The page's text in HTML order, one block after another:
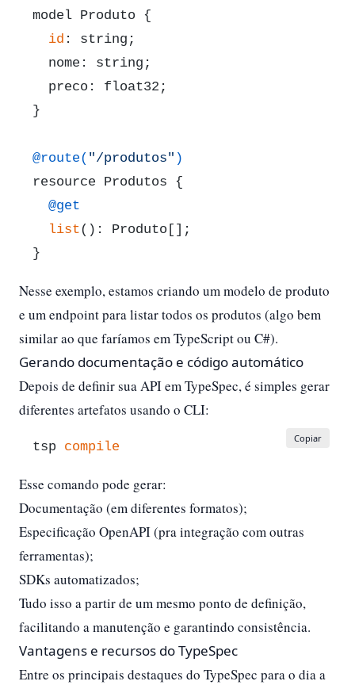
model Produto {
id : string;
}
@route( "/produtos" )
  @get
list(): Produto[];
}
Nesse exemplo, estamos criando um modelo de produto
e um endpoint para listar todos os produtos (algo bem
similar ao que faríamos em TypeScript ou C#).
Gerando documentação e código automático
Depois de definir sua API em TypeSpec, é simples gerar
diferentes artefatos usando o CLI:
tsp compile
Copiar
Esse comando pode gerar:
Documentação (em diferentes formatos);
Especificação OpenAPI (pra integração com outras
ferramentas);
SDKs automatizados;
Tudo isso a partir de um mesmo ponto de definição,
facilitando a manutenção e garantindo consistência.
Vantagens e recursos do TypeSpec
Entre os principais destaques do TypeSpec para o dia a